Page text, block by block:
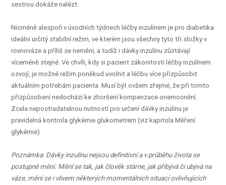
sestrou dokáže nalézt.
Nicméně alespoň v úvodních týdnech léčby inzulínem je pro diabetika
ideální určitý stabilní režim, ve kterém jsou všechny tyto tři složky v
rovnováze a příliš se nemění, a tudíž i dávky inzulínu zůstávají
víceméně stejné. Ve chvíli, kdy si pacient zákonitosti léčby inzulínem
osvojí, je možné režim poněkud uvolnit a léčbu více přizpůsobit
aktuálním potřebám pacienta. Musí být ovšem zřejmé, že při tomto
přizpůsobení nedochází ke zhoršení kompenzace onemocnění.
Zcela nepostradatelnou nutností pro určení dávky inzulínu je
pravidelná kontrola glykémie glukometrem (viz kapitola Měření
glykémie).
Poznámka: Dávky inzulínu nejsou definitivní a v průběhu života se
postupně mění. Mění se tak, jak člověk stárne, jak přibývá či ubývá na
váze, mění se i vlivem některých momentálních situací ovlivňujících